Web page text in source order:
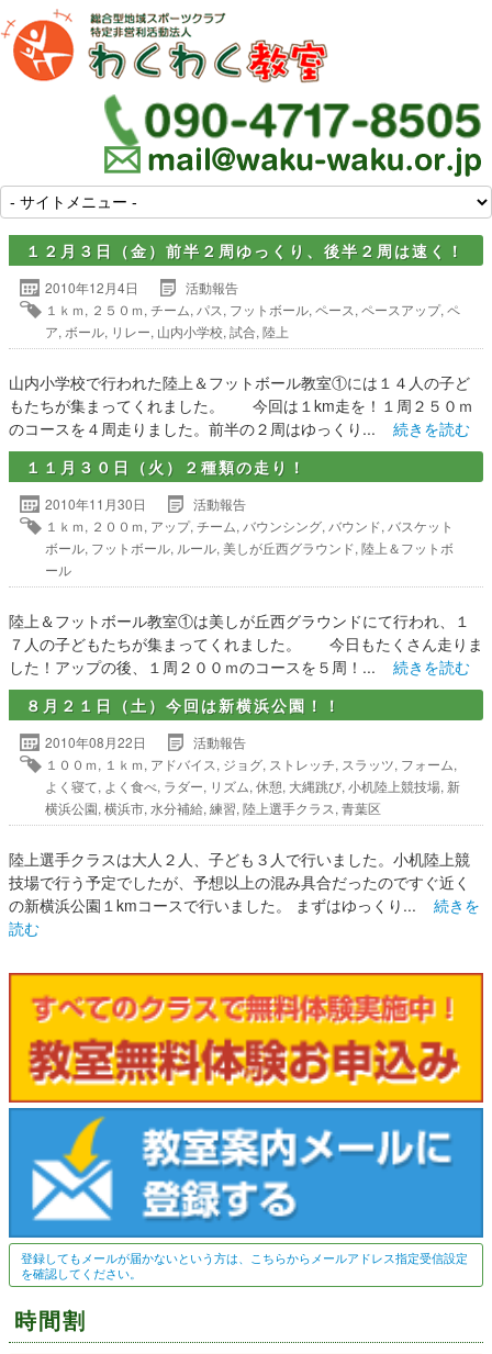
１２月３日（金）前半２周ゆっくり、後半２周は速く！
2010年12月4日
活動報告
１ｋｍ, ２５０ｍ, チーム, パス, フットボール, ペース, ペースアップ, ペ
ア, ボール, リレー, 山内小学校, 試合, 陸上
山内小学校で行われた陸上＆フットボール教室①には１４人の子ど
もたちが集まってくれました。 今回は１km走を！１周２５０ｍ
のコースを４周走りました。前半の２周はゆっくり... 続きを読む
１１月３０日（火）２種類の走り！
2010年11月30日
活動報告
１ｋｍ, ２００ｍ, アップ, チーム, バウンシング, バウンド, バスケット
ボール, フットボール, ルール, 美しが丘西グラウンド, 陸上＆フットボ
ール
陸上＆フットボール教室①は美しが丘西グラウンドにて行われ、１
７人の子どもたちが集まってくれました。 今日もたくさん走りま
した！アップの後、１周２００ｍのコースを５周！... 続きを読む
８月２１日（土）今回は新横浜公園！！
2010年08月22日
活動報告
１００ｍ, １ｋｍ, アドバイス, ジョグ, ストレッチ, スラッツ, フォーム,
よく寝て, よく食べ, ラダー, リズム, 休憩, 大縄跳び, 小机陸上競技場, 新
横浜公園, 横浜市, 水分補給, 練習, 陸上選手クラス, 青葉区
陸上選手クラスは大人２人、子ども３人で行いました。小机陸上競
技場で行う予定でしたが、予想以上の混み具合だったのですぐ近く
の新横浜公園１kmコースで行いました。 まずはゆっくり... 続きを
読む
登録してもメールが届かないという方は、こちらからメールアドレス指定受信設定
を確認してください。
時間割